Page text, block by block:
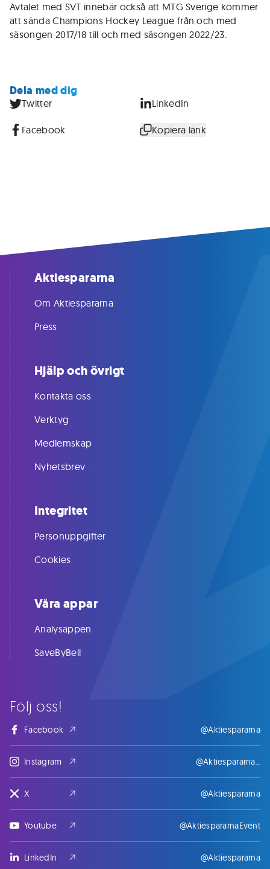
Avtalet med SVT innebär också att MTG Sverige kommer
att sända Champions Hockey League från och med
säsongen 2017/18 till och med säsongen 2022/23.
Dela med dig
Twitter LinkedIn
Facebook Kopiera länk
Följ oss!
Facebook @Aktiespararna
Instagram @Aktiespararna_
X @Aktiespararna
Youtube @AktiespararnaEvent
LinkedIn @Aktiespararna
Aktiespararna
Om Aktiespararna
Press
Hjälp och övrigt
Kontakta oss
Verktyg
Medlemskap
Nyhetsbrev
Integritet
Personuppgifter
Cookies
Våra appar
Analysappen
SaveByBell